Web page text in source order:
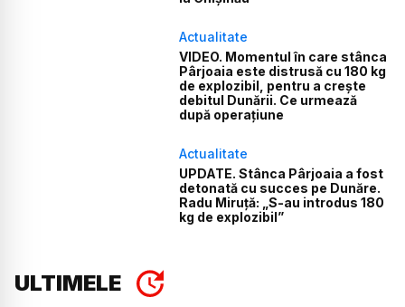
Actualitate
VIDEO. Momentul în care stânca
Pârjoaia este distrusă cu 180 kg
de explozibil, pentru a crește
debitul Dunării. Ce urmează
după operațiune
Actualitate
UPDATE. Stânca Pârjoaia a fost
detonată cu succes pe Dunăre.
Radu Miruță: „S-au introdus 180
kg de explozibil”
ULTIMELE